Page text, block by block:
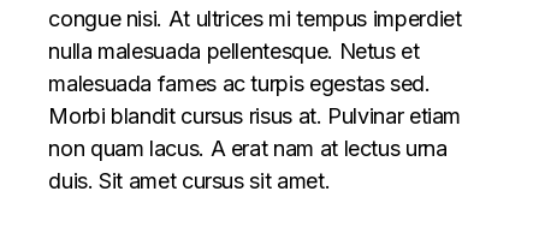
congue nisi. At ultrices mi tempus imperdiet
nulla malesuada pellentesque. Netus et
malesuada fames ac turpis egestas sed.
Morbi blandit cursus risus at. Pulvinar etiam
non quam lacus. A erat nam at lectus urna
duis. Sit amet cursus sit amet.